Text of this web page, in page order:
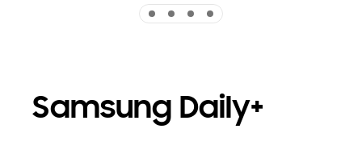
Samsung Daily+